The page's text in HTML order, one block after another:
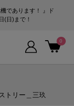
であります！ 』ド
(日)まで！
0
トリー＿三玖